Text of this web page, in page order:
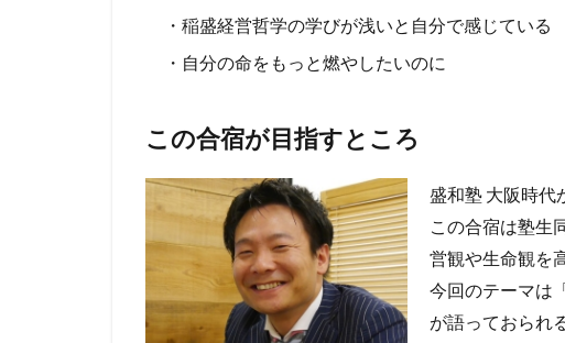
・稲盛経営哲学の学びが浅いと自分で感じている
・自分の命をもっと燃やしたいのに
この合宿が目指すところ
盛和塾 大阪時代
この合宿は塾生
営観や生命観を
今回のテーマは
が語っておられ